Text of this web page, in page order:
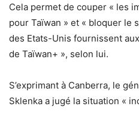
Cela permet de couper « les
pour Taïwan » et « bloquer le
des Etats-Unis fournissent
de Taïwan+ », selon lui.
S’exprimant à Canberra, le
Sklenka a jugé la situation «